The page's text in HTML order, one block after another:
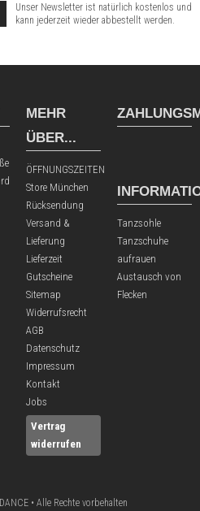
Unser Newsletter ist natürlich kostenlos und
kann jederzeit wieder abbestellt werden.
MEHR
ÜBER...
ÖFFNUNGSZEITEN
Store München
Rücksendung
Versand &
Lieferung
Lieferzeit
Gutscheine
Sitemap
Widerrufsrecht
AGB
Datenschutz
Impressum
Kontakt
Jobs
Vertrag
widerrufen
Tanzsohle
Tanzschuhe
aufrauen
Austausch von
Flecken
• Alle Rechte vorbehalten